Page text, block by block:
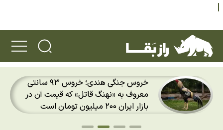
خروس جنگی هندی؛ خروس ۹۳ سانتی
معروف به «نهنگ قاتل» که قیمت آن در
بازار ایران ۲۰۰ میلیون تومان است